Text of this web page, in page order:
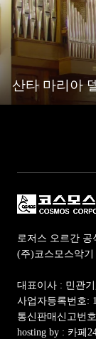
산타 마리아
로저스 오르간 공
(주)코스모스악기
대표이사 : 민관
사업자등록번호:
통신판매신고번
hosting by : 카페